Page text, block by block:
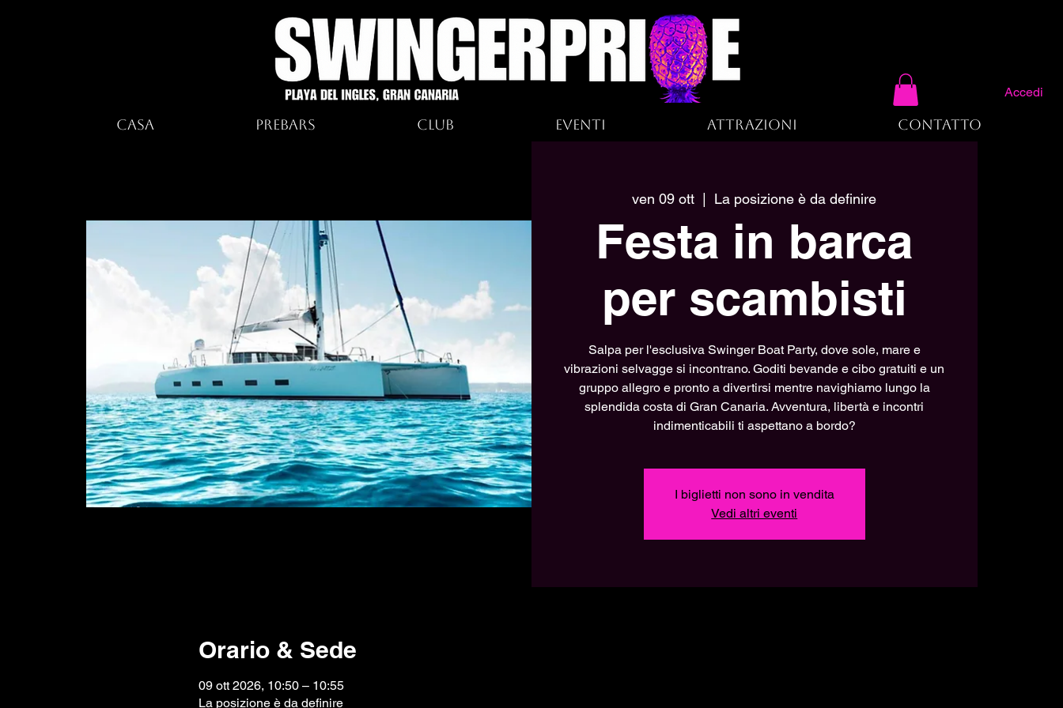
Accedi
Casa Prebars Club Eventi Attrazioni Contatto
ven 09 ott
  |
La posizione è da definire
Festa in barca
per scambisti
Salpa per l'esclusiva Swinger Boat Party, dove sole, mare e
vibrazioni selvagge si incontrano. Goditi bevande e cibo gratuiti e un
gruppo allegro e pronto a divertirsi mentre navighiamo lungo la
splendida costa di Gran Canaria. Avventura, libertà e incontri
indimenticabili ti aspettano a bordo?
I biglietti non sono in vendita
Vedi altri eventi
Orario & Sede
09 ott 2026, 10:50 – 10:55
La posizione è da definire